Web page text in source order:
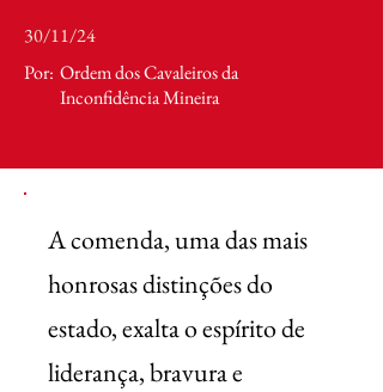
30/11/24
Por: Ordem dos Cavaleiros da
Inconfidência Mineira
A comenda, uma das mais
honrosas distinções do
estado, exalta o espírito de
liderança, bravura e